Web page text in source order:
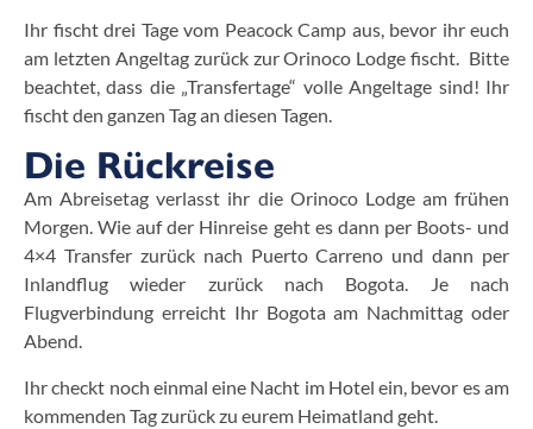
Ihr fischt drei Tage vom Peacock Camp aus, bevor ihr euch
am letzten Angeltag zurück zur Orinoco Lodge fischt. Bitte
beachtet, dass die „Transfertage“ volle Angeltage sind! Ihr
fischt den ganzen Tag an diesen Tagen.
Die Rückreise
Am Abreisetag verlasst ihr die Orinoco Lodge am frühen
Morgen. Wie auf der Hinreise geht es dann per Boots- und
4×4 Transfer zurück nach Puerto Carreno und dann per
Inlandflug wieder zurück nach Bogota. Je nach
Flugverbindung erreicht Ihr Bogota am Nachmittag oder
Abend.
Ihr checkt noch einmal eine Nacht im Hotel ein, bevor es am
kommenden Tag zurück zu eurem Heimatland geht.